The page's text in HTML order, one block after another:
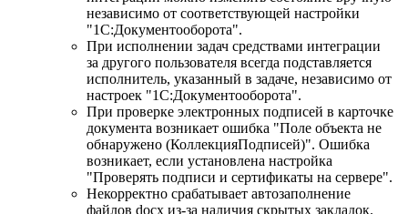
независимо от соответствующей настройки
"1С:Документооборота".
При исполнении задач средствами интеграции
за другого пользователя всегда подставляется
исполнитель, указанный в задаче, независимо от
настроек "1С:Документооборота".
При проверке электронных подписей в карточке
документа возникает ошибка "Поле объекта не
обнаружено (КоллекцияПодписей)". Ошибка
возникает, если установлена настройка
"Проверять подписи и сертификаты на сервере".
Некорректно срабатывает автозаполнение
файлов docx из-за наличия скрытых закладок.